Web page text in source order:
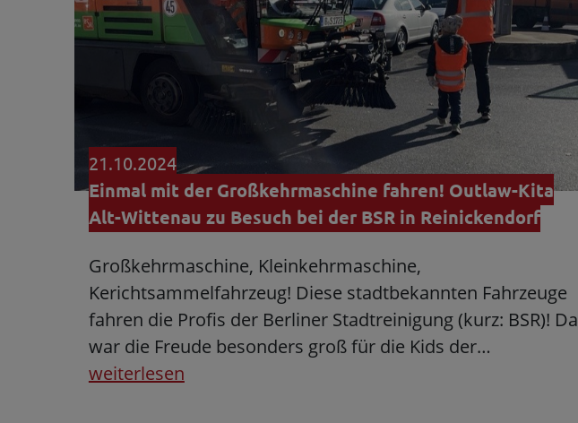
21.10.2024
Einmal mit der Großkehrmaschine fahren! Outlaw-Kita
Alt-Wittenau zu Besuch bei der BSR in Reinickendorf
Großkehrmaschine, Kleinkehrmaschine,
Kerichtsammelfahrzeug! Diese stadtbekannten Fahrzeuge
fahren die Profis der Berliner Stadtreinigung (kurz: BSR)! Da
war die Freude besonders groß für die Kids der…
weiterlesen